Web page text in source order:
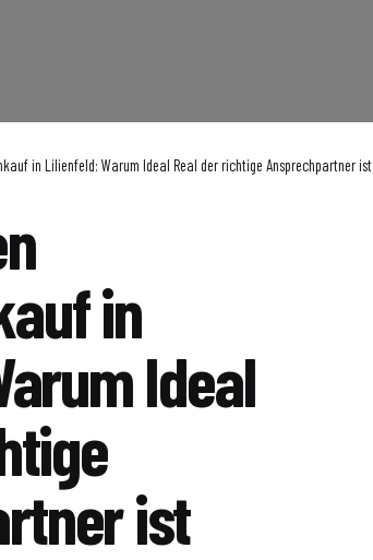
in Lilienfeld: Warum Ideal Real der richtige Ansprechpartner ist
in
Ideal
ist